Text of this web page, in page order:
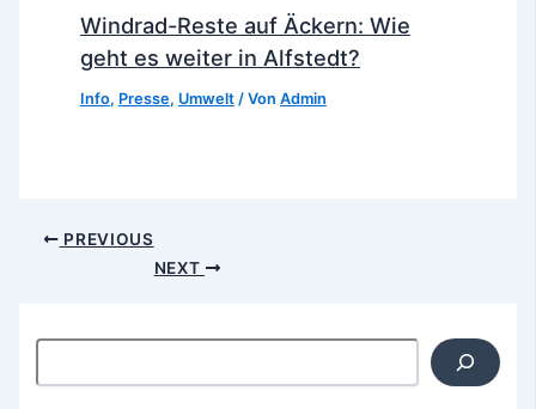
Windrad-Reste auf Äckern: Wie
geht es weiter in Alfstedt?
Info, Presse, Umwelt/ Von Admin
Post PREVIOUS
NEXT
Suchen